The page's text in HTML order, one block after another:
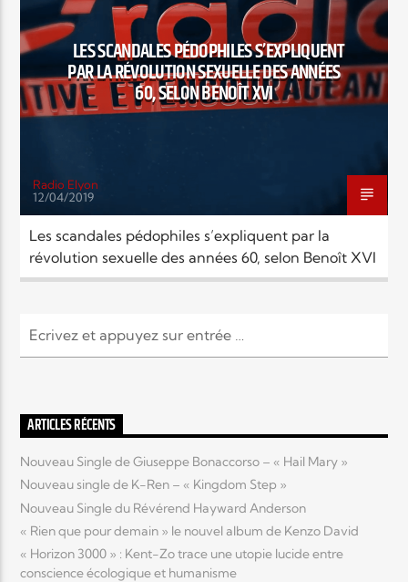
TITRE
ARTISTE
Radio Elyon
Elyon Live
LES SCANDALES PÉDOPHILES S’EXPLIQUENT
PAR LA RÉVOLUTION SEXUELLE DES ANNÉES
60, SELON BENOÎT XVI
Radio Elyon
12/04/2019
Les scandales pédophiles s’expliquent par la
révolution sexuelle des années 60, selon Benoît XVI
ARTICLES RÉCENTS
Nouveau Single de Giuseppe Bonaccorso – « Hail Mary »
Nouveau single de K-Ren – « Kingdom Step »
Nouveau Single du Révérend Hayward Anderson
« Rien que pour demain » le nouvel album de Kenzo David
« Horizon 3000 » : Kent-Zo trace une utopie lucide entre
conscience écologique et humanisme